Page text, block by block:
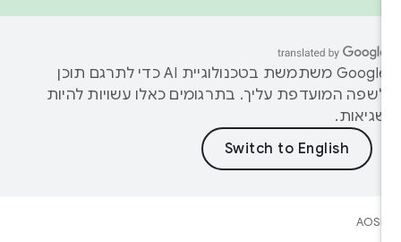
‫Google משתמשת בטכנולוגיית AI כדי לתרגם תוכן
לשפה המועדפת עליך. בתרגומים כאלו עשויות להיות
שגיאות.
AOSP